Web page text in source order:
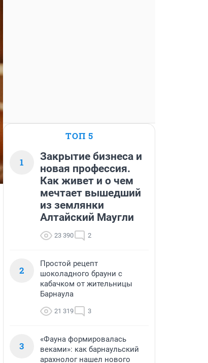
ТОП 5
1
Закрытие бизнеса и
новая профессия.
Как живет и о чем
мечтает вышедший
из землянки
Алтайский Маугли
23 390 2
2
Простой рецепт
шоколадного брауни с
кабачком от жительницы
Барнаула
21 319 3
3
«Фауна формировалась
веками»: как барнаульский
арахнолог нашел нового